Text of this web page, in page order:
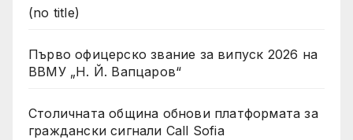
(no title)
Първо офицерско звание за випуск 2026 на
ВВМУ „Н. Й. Вапцаров“
Столичната община обнови платформата за
граждански сигнали Call Sofia